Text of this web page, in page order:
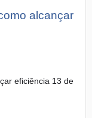
alcançar
eficiência 13 de